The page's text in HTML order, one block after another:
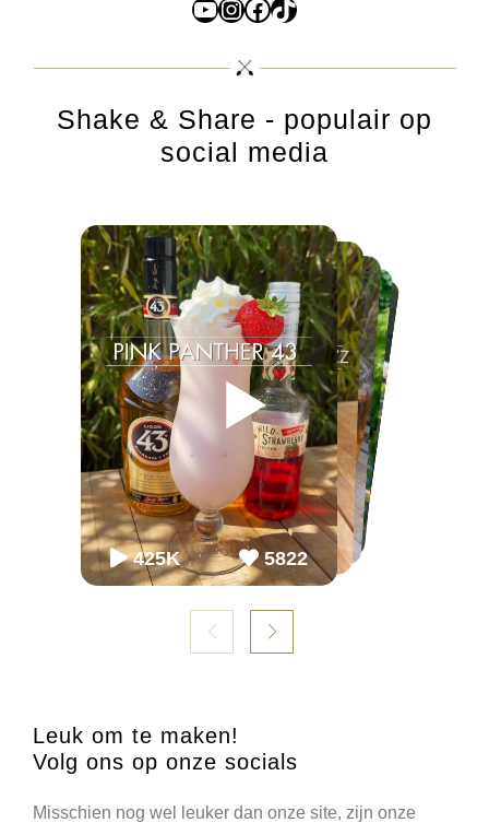
YouTube
Instagram
Facebook
TikTok
Shake & Share - populair op
social media
Leuk om te maken!
Volg ons op onze socials
Misschien nog wel leuker dan onze site, zijn onze
▶
425K 5822
▶
98K 1099
▶
86K 952
▶
2.2M 54.3K
▶
65K
2243
▶
65K
868